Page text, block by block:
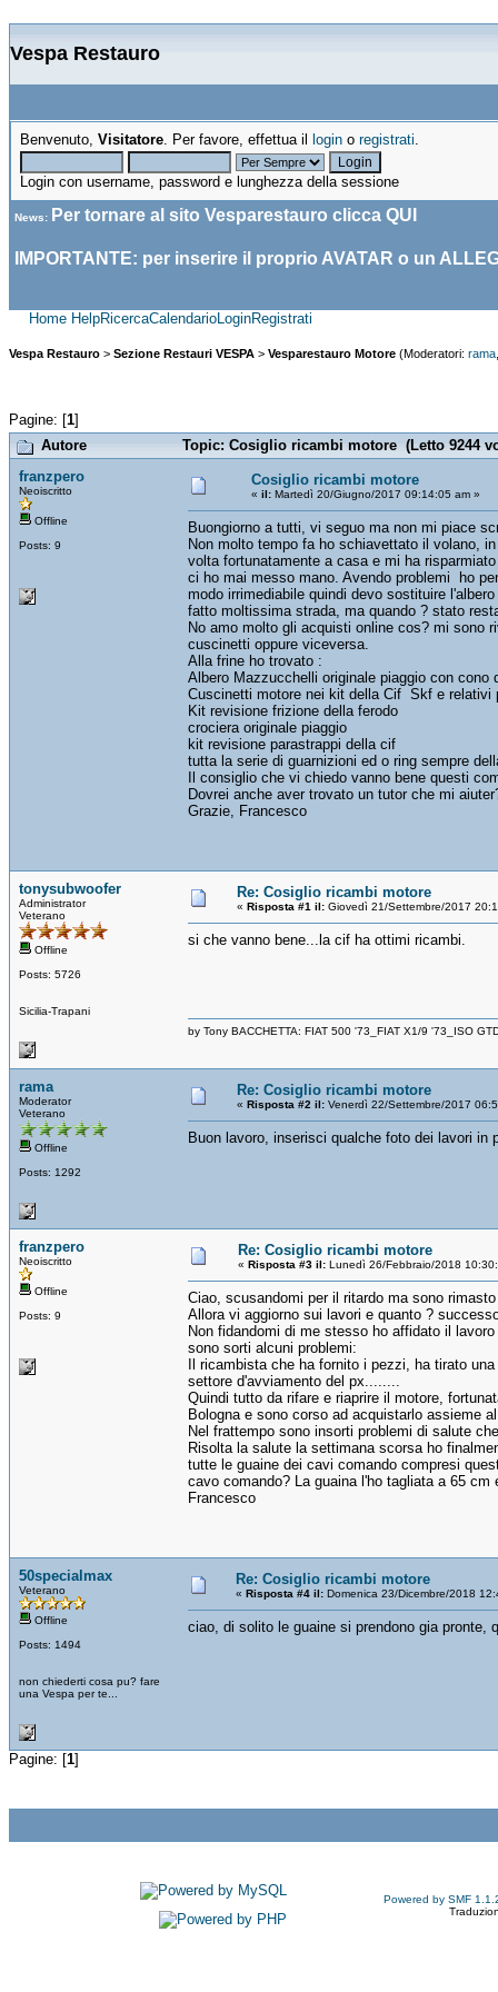
Vespa Restauro
Benvenuto, Visitatore. Per favore, effettua il login o registrati.
Login con username, password e lunghezza della sessione
News: Per tornare al sito Vesparestauro clicca QUI
IMPORTANTE: per inserire il proprio AVATAR o un
Home HelpRicercaCalendarioLoginRegistrati
Vespa Restauro > Sezione Restauri VESPA > Vesparestauro Motore (Moderatori: rama
Pagine: [1]
Autore
Topic: Cosiglio ricambi motore (Letto 9244
franzpero
Neoiscritto
Offline
Posts: 9
Cosiglio ricambi motore
« il: Martedì 20/Giugno/2017 09:14:05 am »
Buongiorno a tutti, vi seguo ma non mi piace
Non molto tempo fa ho schiavettato il volano,
volta fortunatamente a casa e mi ha
ci ho mai messo mano. Avendo problemi ho
modo irrimediabile quindi devo sostituire
fatto moltissima strada, ma quando ? stato
No amo molto gli acquisti online cos? mi sono
cuscinetti oppure viceversa.
Alla frine ho trovato :
Albero Mazzucchelli originale piaggio con cono
Cuscinetti motore nei kit della Cif Skf e relativi
Kit revisione frizione della ferodo
crociera originale piaggio
kit revisione parastrappi della cif
tutta la serie di guarnizioni ed o ring sempre
Il consiglio che vi chiedo vanno bene questi
Dovrei anche aver trovato un tutor che mi
Grazie, Francesco
tonysubwoofer
Administrator
Veterano
Offline
Posts: 5726
Sicilia-Trapani
Re: Cosiglio ricambi motore
« Risposta #1 il: Giovedì 21/Settembre/2017
si che vanno bene...la cif ha ottimi ricambi.
by Tony BACCHETTA: FIAT 500 '73_FIAT X1/9 '73_ISO
rama
Moderator
Veterano
Offline
Posts: 1292
Re: Cosiglio ricambi motore
« Risposta #2 il: Venerdì 22/Settembre/2017
Buon lavoro, inserisci qualche foto dei lavori in
franzpero
Neoiscritto
Offline
Posts: 9
Re: Cosiglio ricambi motore
« Risposta #3 il: Lunedì 26/Febbraio/2018
Ciao, scusandomi per il ritardo ma sono
Allora vi aggiorno sui lavori e quanto ?
Non fidandomi di me stesso ho affidato il
sono sorti alcuni problemi:
Il ricambista che ha fornito i pezzi, ha tirato
settore d'avviamento del px........
Quindi tutto da rifare e riaprire il motore,
Bologna e sono corso ad acquistarlo assieme
Nel frattempo sono insorti problemi di salute
Risolta la salute la settimana scorsa ho
tutte le guaine dei cavi comando compresi
cavo comando? La guaina l'ho tagliata a 65
Francesco
50specialmax
Veterano
Offline
Posts: 1494
non chiederti cosa pu? fare
una Vespa per te...
Re: Cosiglio ricambi motore
« Risposta #4 il: Domenica 23/Dicembre/2018
ciao, di solito le guaine si prendono gia
Pagine: [1]
Powered by SMF